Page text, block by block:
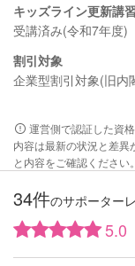
キッズライン更新講習
受講済み(令和7年度)
割引対象
企業型割引対象(旧内
運営側で認証した資
内容は最新の状況と差
と内容をご確認ください。
34件のサポーター
5.0